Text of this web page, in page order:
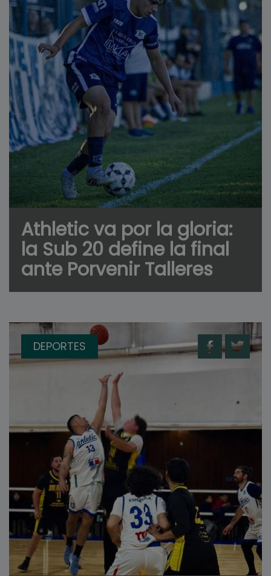
Athletic va por la gloria:
la Sub 20 define la final
ante Porvenir Talleres
DEPORTES